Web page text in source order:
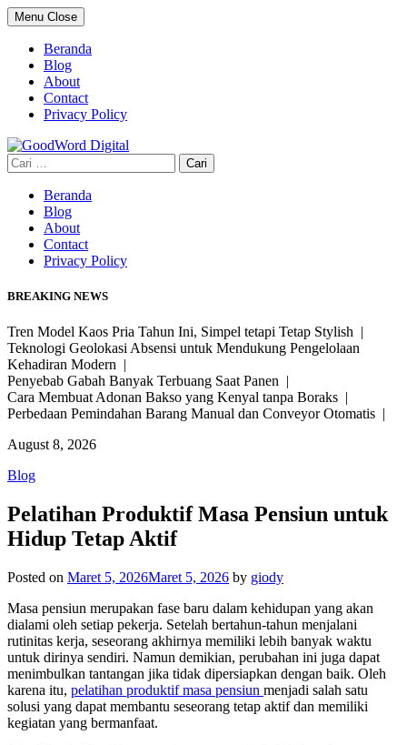
Skip
to
content
Menu Close
Beranda
Blog
About
Contact
Privacy Policy
Cari
untuk:
Beranda
Blog
About
Contact
Privacy Policy
BREAKING NEWS
Tren Model Kaos Pria Tahun Ini, Simpel tetapi Tetap Stylish |
Teknologi Geolokasi Absensi untuk Mendukung Pengelolaan
Kehadiran Modern |
Penyebab Gabah Banyak Terbuang Saat Panen |
Cara Membuat Adonan Bakso yang Kenyal tanpa Boraks |
Perbedaan Pemindahan Barang Manual dan Conveyor Otomatis |
August 8, 2026
Blog
Pelatihan Produktif Masa Pensiun untuk
Hidup Tetap Aktif
Posted on Maret 5, 2026Maret 5, 2026 by giody
Masa pensiun merupakan fase baru dalam kehidupan yang akan
dialami oleh setiap pekerja. Setelah bertahun-tahun menjalani
rutinitas kerja, seseorang akhirnya memiliki lebih banyak waktu
untuk dirinya sendiri. Namun demikian, perubahan ini juga dapat
menimbulkan tantangan jika tidak dipersiapkan dengan baik. Oleh
karena itu, pelatihan produktif masa pensiun menjadi salah satu
solusi yang dapat membantu seseorang tetap aktif dan memiliki
kegiatan yang bermanfaat.